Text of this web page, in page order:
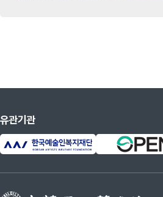
1984
드
1985
아
유관기관